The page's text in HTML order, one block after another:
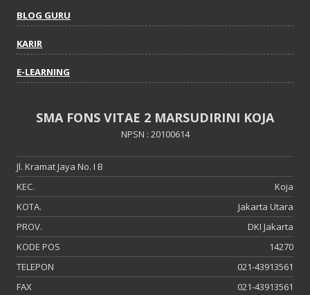
BLOG GURU
KARIR
E-LEARNING
SMA FONS VITAE 2 MARSUDIRINI KOJA
NPSN : 20100614
Jl. Kramat Jaya No. I B
KEC.
Koja
KOTA.
Jakarta Utara
PROV.
DKI Jakarta
KODE POS
14270
TELEPON
021-43913561
FAX
021-43913561